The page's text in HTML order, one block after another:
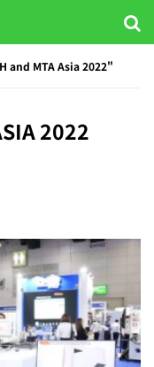
and MTA Asia 2022"
2022